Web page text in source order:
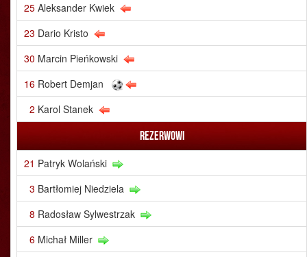
25 Aleksander Kwiek
23 Dario Kristo
30 Marcin Pieńkowski
16 Robert Demjan
2 Karol Stanek
Rezerwowi
21 Patryk Wolański
3 Bartłomiej Niedziela
8 Radosław Sylwestrzak
6 Michał Miller